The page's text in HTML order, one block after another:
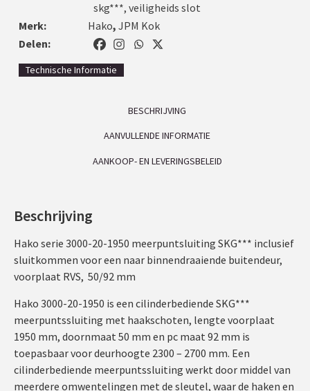
skg***, veiligheids slot
Merk:
Hako, JPM Kok
Delen:
Technische Informatie
BESCHRIJVING
AANVULLENDE INFORMATIE
AANKOOP- EN LEVERINGSBELEID
Beschrijving
Hako serie 3000-20-1950 meerpuntsluiting SKG*** inclusief
sluitkommen voor een naar binnendraaiende buitendeur,
voorplaat RVS, 50/92 mm
Hako 3000-20-1950 is een cilinderbediende SKG***
meerpuntssluiting met haakschoten, lengte voorplaat
1950 mm, doornmaat 50 mm en pc maat 92 mm is
toepasbaar voor deurhoogte 2300 – 2700 mm. Een
cilinderbediende meerpuntssluiting werkt door middel van
meerdere omwentelingen met de sleutel, waar de haken en